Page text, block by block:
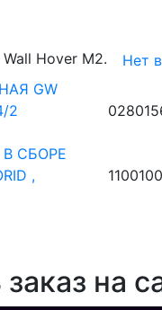
Hover M2.
Нет
GW
2
СБОРЕ
,
на